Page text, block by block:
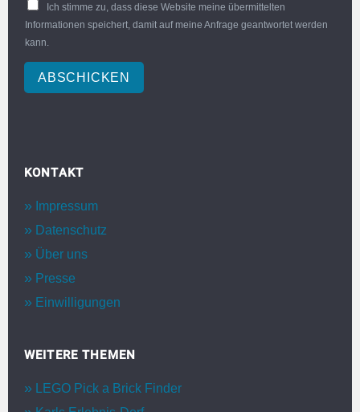
Ich stimme zu, dass diese Website meine übermittelten
Informationen speichert, damit auf meine Anfrage geantwortet werden
kann.
ABSCHICKEN
KONTAKT
Impressum
Datenschutz
Über uns
Presse
Einwilligungen
WEITERE THEMEN
LEGO Pick a Brick Finder